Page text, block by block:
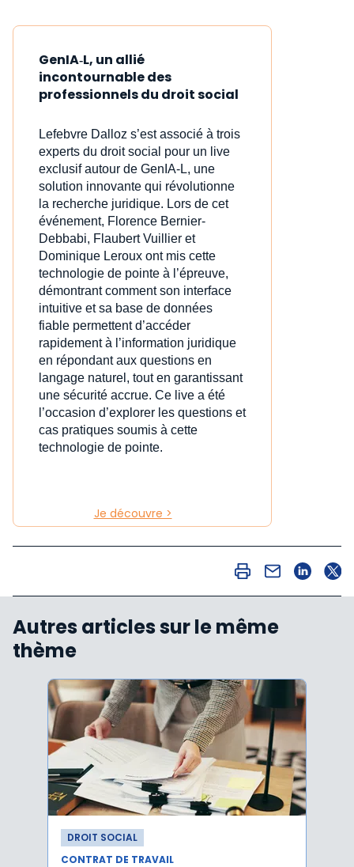
GenIA‑L, un allié
incontournable des
professionnels du droit social
Lefebvre Dalloz s’est associé à trois
experts du droit social pour un live
exclusif autour de GenIA‑L, une
solution innovante qui révolutionne
la recherche juridique. Lors de cet
événement, Florence Bernier-
Debbabi, Flaubert Vuillier et
Dominique Leroux ont mis cette
technologie de pointe à l’épreuve,
démontrant comment son interface
intuitive et sa base de données
fiable permettent d’accéder
rapidement à l’information juridique
en répondant aux questions en
langage naturel, tout en garantissant
une sécurité accrue. Ce live a été
l’occasion d’explorer les questions et
cas pratiques soumis à cette
technologie de pointe.
Je découvre >
Autres articles sur le même
thème
DROIT SOCIAL
CONTRAT DE TRAVAIL